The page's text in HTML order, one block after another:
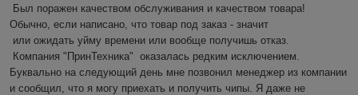
Был поражен качеством обслуживания и качеством товара!
Обычно, если написано, что товар под заказ - значит
Буквально на следующий день мне позвонил менеджер из компании
и сообщил, что я могу приехать и получить чипы. Я даже не